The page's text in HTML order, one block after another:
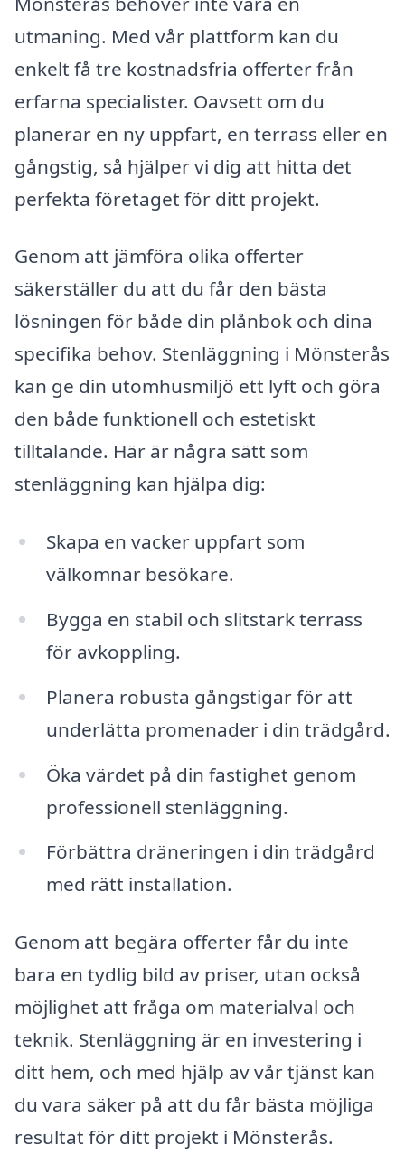
utmaning. Med vår plattform kan du
enkelt få tre kostnadsfria offerter från
erfarna specialister. Oavsett om du
planerar en ny uppfart, en terrass eller en
gångstig, så hjälper vi dig att hitta det
perfekta företaget för ditt projekt.
Genom att jämföra olika offerter
säkerställer du att du får den bästa
lösningen för både din plånbok och dina
specifika behov. Stenläggning i Mönsterås
kan ge din utomhusmiljö ett lyft och göra
den både funktionell och estetiskt
tilltalande. Här är några sätt som
stenläggning kan hjälpa dig:
Skapa en vacker uppfart som
välkomnar besökare.
Bygga en stabil och slitstark terrass
för avkoppling.
Planera robusta gångstigar för att
underlätta promenader i din trädgård.
Öka värdet på din fastighet genom
professionell stenläggning.
Förbättra dräneringen i din trädgård
med rätt installation.
Genom att begära offerter får du inte
bara en tydlig bild av priser, utan också
möjlighet att fråga om materialval och
teknik. Stenläggning är en investering i
ditt hem, och med hjälp av vår tjänst kan
du vara säker på att du får bästa möjliga
resultat för ditt projekt i Mönsterås.